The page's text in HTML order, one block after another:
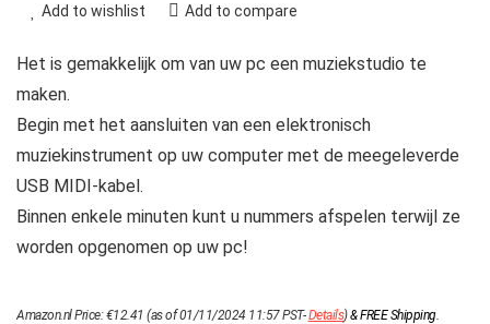
Add to wishlist Add to compare
Het is gemakkelijk om van uw pc een muziekstudio te
maken.
Begin met het aansluiten van een elektronisch
muziekinstrument op uw computer met de meegeleverde
USB MIDI-kabel.
Binnen enkele minuten kunt u nummers afspelen terwijl ze
worden opgenomen op uw pc!
Amazon.nl Price:€12.41 (as of 01/11/2024 11:57 PST-Details)&FREE Shipping.